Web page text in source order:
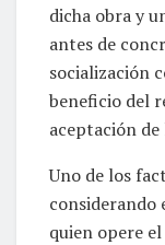
dicha obra y
antes de
socialización
beneficio del
aceptación
Uno de los
considerando
quien opere